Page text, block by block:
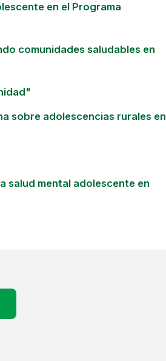
en el Programa
comunidades saludables en
sobre adolescencias rurales en
salud mental adolescente en